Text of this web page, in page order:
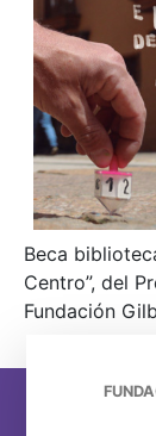
Beca
Centro”, del
Fundación